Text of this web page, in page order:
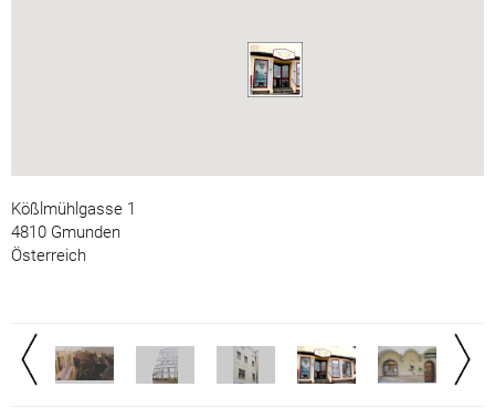
Kößlmühlgasse 1
4810 Gmunden
Österreich